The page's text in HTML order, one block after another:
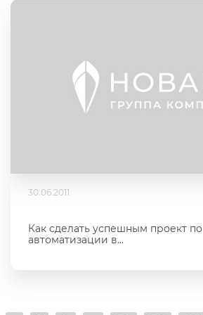
30.06.2011
Как сделать успешным проект по
автоматизации в...